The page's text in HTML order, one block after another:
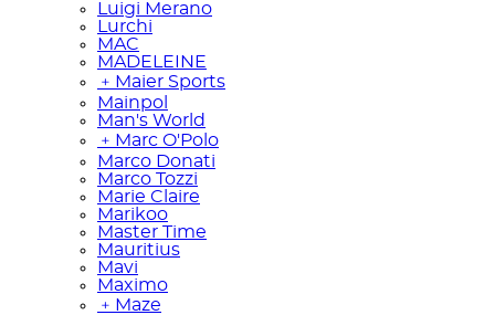
Luigi Merano
Lurchi
MAC
MADELEINE
﹢ Maier Sports
Mainpol
Man's World
﹢ Marc O'Polo
Marco Donati
Marco Tozzi
Marie Claire
Marikoo
Master Time
Mauritius
Mavi
Maximo
﹢ Maze